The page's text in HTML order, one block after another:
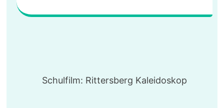
Schulfilm: Rittersberg Kaleidoskop